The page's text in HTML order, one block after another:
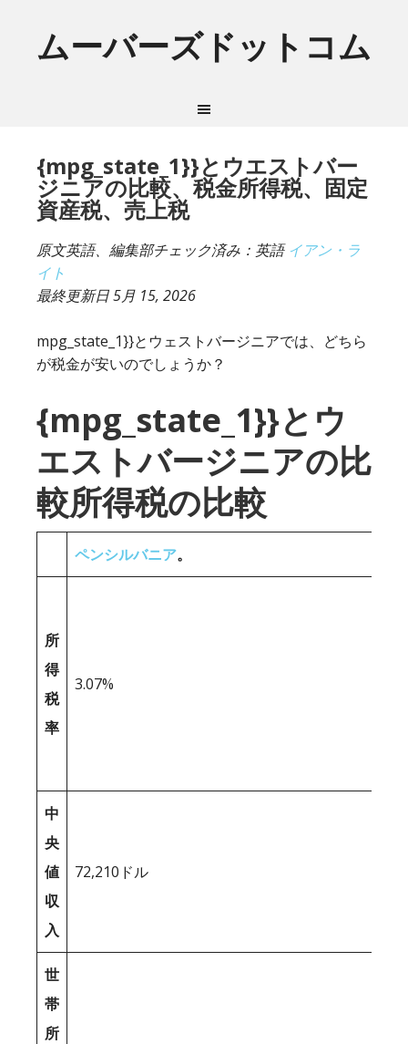
ムーバーズドットコム
{mpg_state_1}}とウエストバー
ジニアの比較、税金所得税、固定
資産税、売上税
原文英語、編集部チェック済み：英語イアン・ラ
イト
最終更新日5月 15, 2026
mpg_state_1}}とウェストバージニアでは、どちら
が税金が安いのでしょうか？
{mpg_state_1}}とウ
エストバージニアの比
較所得税の比較
ペンシルバニア。
所
得
税
率
3.07%
中
央
値
収
入
72,210ドル
世
帯
所